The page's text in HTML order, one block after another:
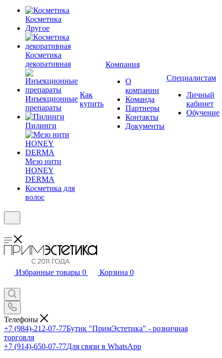
Косметика
Другое
Косметика
декоративная
Инъекционные
препараты
Пилинги
Мезо нити
HONEY
DERMA
Косметика для
волос
Как
купить
Компания
О
компании
Команда
Партнеры
Контакты
Документы
Специалистам
Личный
кабинет
Обучение
Избранные товары 0 Корзина 0
Телефоны
+7 (984)-212-07-77Бутик "ПримЭстетика" - розничная
торговля
+7 (914)-650-07-77Для связи в WhatsApp